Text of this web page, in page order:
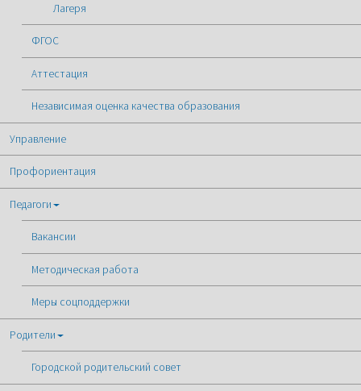
Лагеря
ФГОС
Аттестация
Независимая оценка качества образования
Управление
Профориентация
Педагоги
Вакансии
Методическая работа
Меры соцподдержки
Родители
Городской родительский совет